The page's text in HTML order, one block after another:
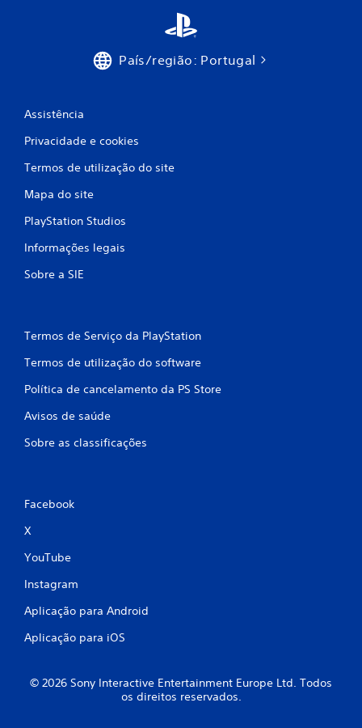
País/região: Portugal
Assistência
Privacidade e cookies
Termos de utilização do site
Mapa do site
PlayStation Studios
Informações legais
Sobre a SIE
Termos de Serviço da PlayStation
Termos de utilização do software
Política de cancelamento da PS Store
Avisos de saúde
Sobre as classificações
Facebook
X
YouTube
Instagram
Aplicação para Android
Aplicação para iOS
© 2026 Sony Interactive Entertainment Europe Ltd. Todos
os direitos reservados.